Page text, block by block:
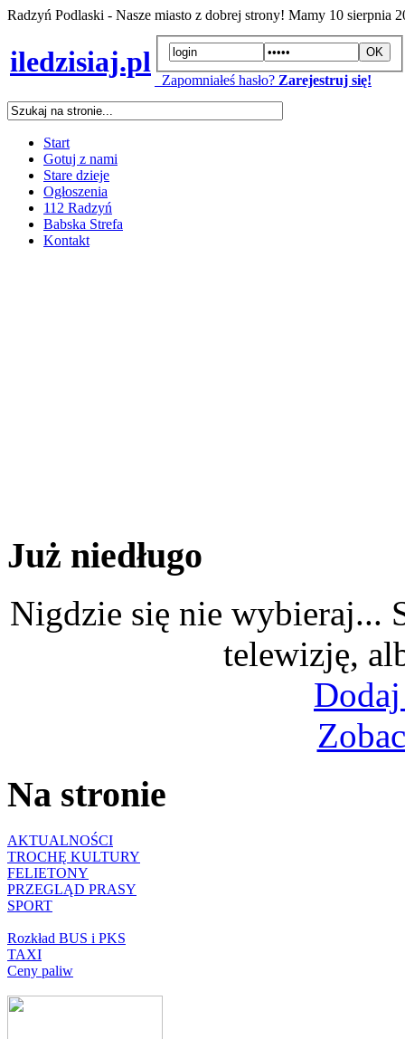
Radzyń Podlaski - Nasze miasto z dobrej strony! Mamy 10 sierpnia
iledzisiaj.pl
Zapomniałeś hasło? Zarejestruj się!
Start
Gotuj z nami
Stare dzieje
Ogłoszenia
112 Radzyń
Babska Strefa
Kontakt
Już niedługo
Nigdzie się nie wybieraj...
telewizję,
Na stronie
AKTUALNOŚCI
TROCHĘ KULTURY
FELIETONY
PRZEGLĄD PRASY
SPORT
Rozkład BUS i PKS
TAXI
Ceny paliw